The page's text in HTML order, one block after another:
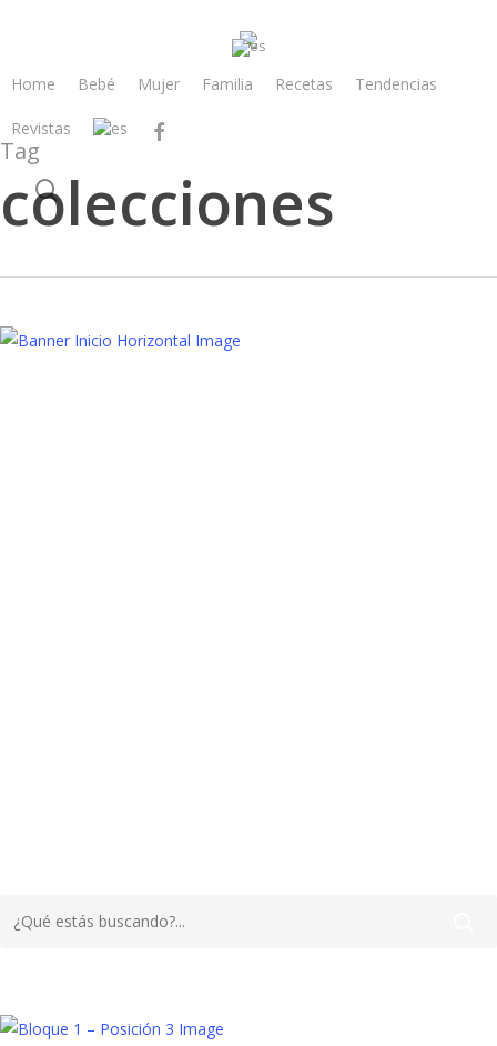
Home Bebé Mujer Familia Recetas Tendencias
Revistas facebook
search
Tag
colecciones